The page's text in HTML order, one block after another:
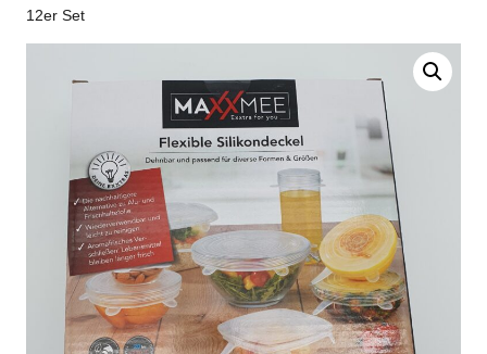
12er Set